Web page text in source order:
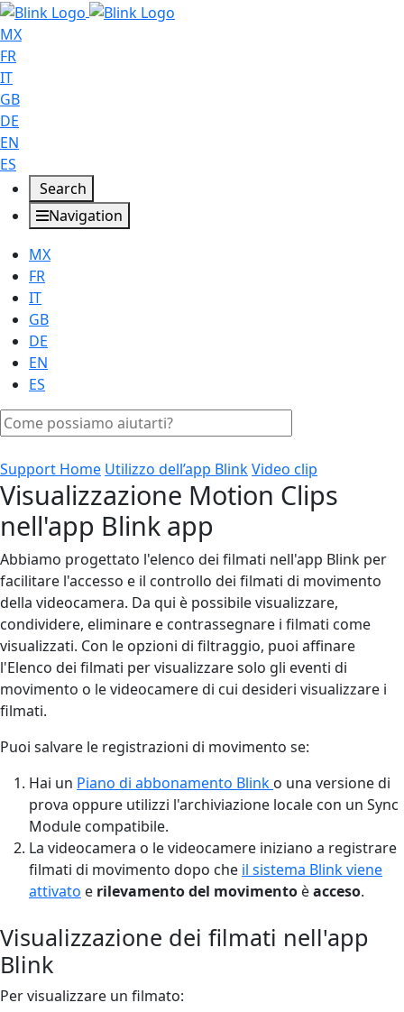
MX
FR
IT
GB
DE
EN
ES
Search
Navigation
MX
FR
IT
GB
DE
EN
ES
Support Home Utilizzo dell’app BlinkVideo clip
Visualizzazione Motion Clips
nell'app Blink app
Abbiamo progettato l'elenco dei filmati nell'app Blink per
facilitare l'accesso e il controllo dei filmati di movimento
della videocamera. Da qui è possibile visualizzare,
condividere, eliminare e contrassegnare i filmati come
visualizzati. Con le opzioni di filtraggio, puoi affinare
l'Elenco dei filmati per visualizzare solo gli eventi di
movimento o le videocamere di cui desideri visualizzare i
filmati.
Puoi salvare le registrazioni di movimento se:
Hai un Piano di abbonamento Blink o una versione di
prova oppure utilizzi l'archiviazione locale con un Sync
Module compatibile.
La videocamera o le videocamere iniziano a registrare
filmati di movimento dopo che il sistema Blink viene
attivato e rilevamento del movimento èacceso.
Visualizzazione dei filmati nell'app
Blink
Per visualizzare un filmato: